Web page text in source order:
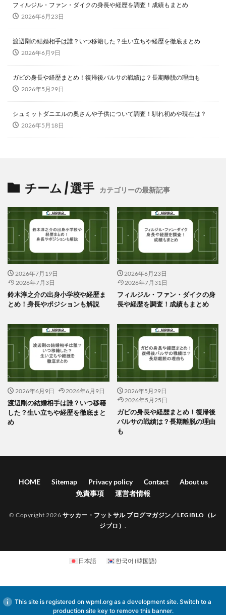
フィルジル・ファン・ダイクの身長や経歴を調査！成績もまとめ
2026年6月23日
渡辺剛の結婚相手は誰？いつ移籍した？生い立ちや経歴を徹底まとめ
2026年6月9日
ガビの身長や経歴まとめ！復帰後バルサの戦績は？長期離脱の理由も
2026年5月29日
シュミットダニエルの奥さんや子供について調査！馴れ初めや現在は？
2026年5月18日
チーム / 選手 カテゴリーの最新記事
2026年7月19日
2026年7月3日
鈴木淳之介の出身小学校や経歴ま
とめ！身長やポジションも解説
2026年6月23日
2026年7月31日
フィルジル・ファン・ダイクの身
長や経歴を調査！成績もまとめ
2026年6月9日 2026年6月9日
渡辺剛の結婚相手は誰？いつ移籍
した？生い立ちや経歴を徹底まと
め
2026年5月29日
2026年5月25日
ガビの身長や経歴まとめ！復帰後
バルサの戦績は？長期離脱の理由
も
HOME Sitemap Privacy policy Contact
About us
免責事項
運営者情報
© Copyright 2026 サッカー・フットサル ブログマガジン／LEGIBLO（レ
ジブロ）
日本語 한국어 (韓国語)
This site is registered on wpml.org as a development site. Switch to a
production site key to remove this banner.